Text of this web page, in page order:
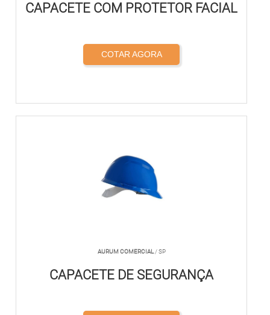
CAPACETE COM PROTETOR FACIAL
COTAR AGORA
AURUM COMERCIAL/ SP
CAPACETE DE SEGURANÇA